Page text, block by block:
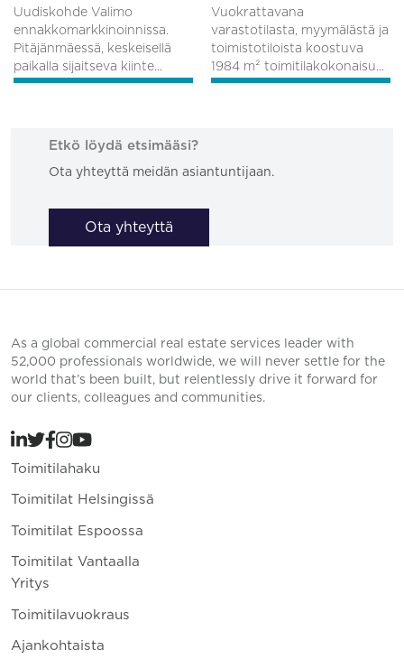
Uudiskohde Valimo
ennakkomarkkinoinnissa.
Pitäjänmäessä, keskeisellä
paikalla sijaitseva kiinte...
Vuokrattavana
varastotilasta, myymälästä ja
toimistotiloista koostuva
1984 m² toimitilakokonaisu...
Etkö löydä etsimääsi?
Ota yhteyttä meidän asiantuntijaan.
Ota yhteyttä
As a global commercial real estate services leader with
52,000 professionals worldwide, we will never settle for the
world that’s been built, but relentlessly drive it forward for
our clients, colleagues and communities.
Toimitilahaku
Toimitilat Helsingissä
Toimitilat Espoossa
Toimitilat Vantaalla
Yritys
Toimitilavuokraus
Ajankohtaista